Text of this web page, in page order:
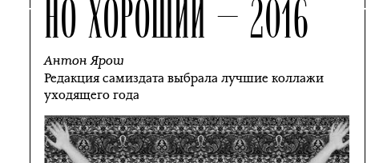
НО ХОРОШИЙ — 2016
Антон Ярош
Редакция самиздата выбрала лучшие коллажи
уходящего года